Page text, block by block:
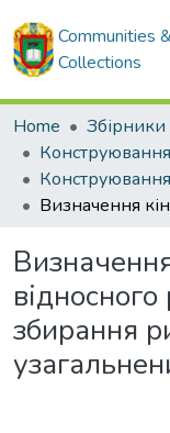
Communities &
Collections
Home
збирання